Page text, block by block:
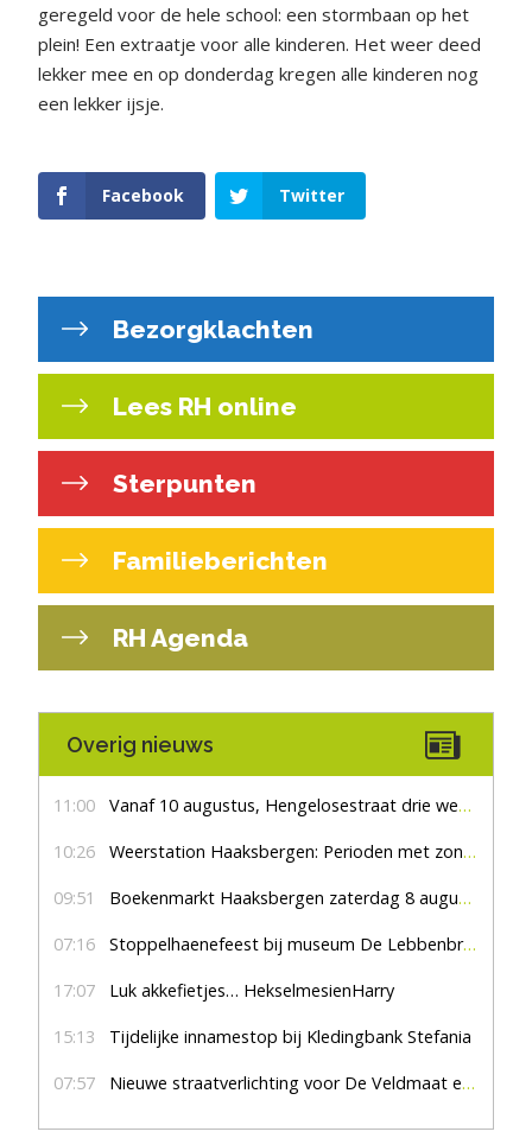
geregeld voor de hele school: een stormbaan op het
plein! Een extraatje voor alle kinderen. Het weer deed
lekker mee en op donderdag kregen alle kinderen nog
een lekker ijsje.
Facebook Twitter
Bezorgklachten
Lees RH online
Sterpunten
Familieberichten
RH Agenda
Overig nieuws
11:00 Vanaf 10 augustus, Hengelosestraat drie weken dicht voor doorgaand verkeer
10:26 Weerstation Haaksbergen: Perioden met zon en droog
09:51 Boekenmarkt Haaksbergen zaterdag 8 augustus, marktplein Haaksbergen
07:16 Stoppelhaenefeest bij museum De Lebbenbrugge
17:07 Luk akkefietjes… HekselmesienHarry
15:13 Tijdelijke innamestop bij Kledingbank Stefania
07:57 Nieuwe straatverlichting voor De Veldmaat en De Pas